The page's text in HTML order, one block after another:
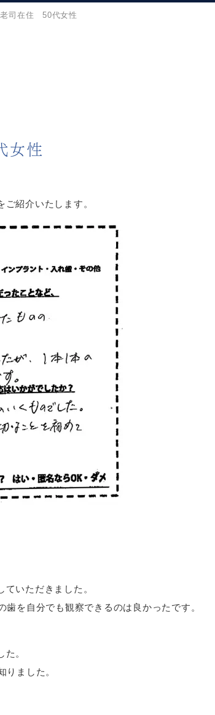
司在住 50代女性
女性
紹介いたします。
いただきました。
を自分でも観察できるのは良かったです。
。
ました。